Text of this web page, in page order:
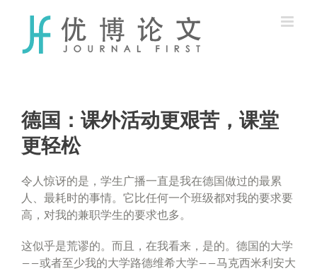
content
德国：课外活动更艰苦，课堂
更轻松
令人惊讶的是，学生广播一直是我在德国做过的最累
人、最耗时的事情。它比任何一个班级都对我的要求要
高，对我的兼职学生的要求也多。
这似乎是荒谬的。而且，在我看来，是的。德国的大学
——或者至少我的大学路德维希大学——马克西米利安大